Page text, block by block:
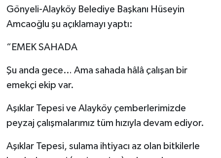
Gönyeli-Alayköy Belediye Başkanı Hüseyin
Amcaoğlu şu açıklamayı yaptı:
“EMEK SAHADA
Şu anda gece… Ama sahada hâlâ çalışan bir
emekçi ekip var.
Aşıklar Tepesi ve Alayköy çemberlerimizde
peyzaj çalışmalarımız tüm hızıyla devam ediyor.
Aşıklar Tepesi, sulama ihtiyacı az olan bitkilerle